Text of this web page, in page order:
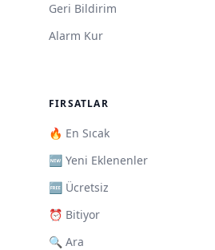
Geri Bildirim
Alarm Kur
FIRSATLAR
🔥 En Sıcak
🆕 Yeni Eklenenler
🆓 Ücretsiz
⏰ Bitiyor
🔍 Ara